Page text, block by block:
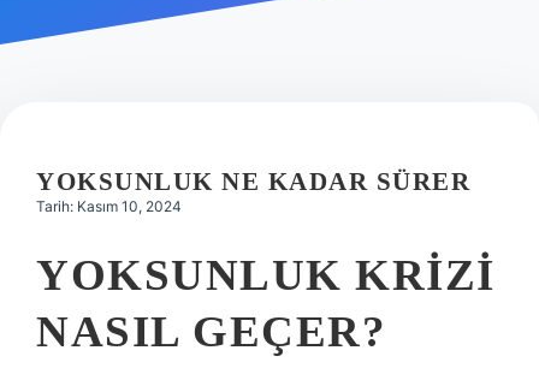
Hakkımızda
YOKSUNLUK NE KADAR SÜRER
Tarih: Kasım 10, 2024
YOKSUNLUK KRIZI
NASIL GEÇER?